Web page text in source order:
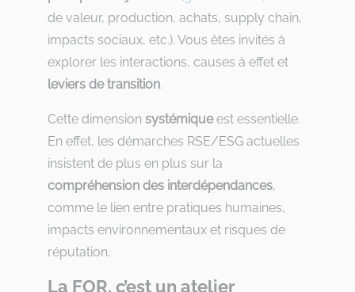
de valeur, production, achats, supply chain,
impacts sociaux, etc.). Vous êtes invités à
explorer les interactions, causes à effet et
leviers de transition.
Cette dimension systémiqueest essentielle.
En effet, les démarches RSE/ESG actuelles
insistent de plus en plus sur la
compréhension des interdépendances,
comme le lien entre pratiques humaines,
impacts environnementaux et risques de
réputation.
La FOR, c’est un atelier